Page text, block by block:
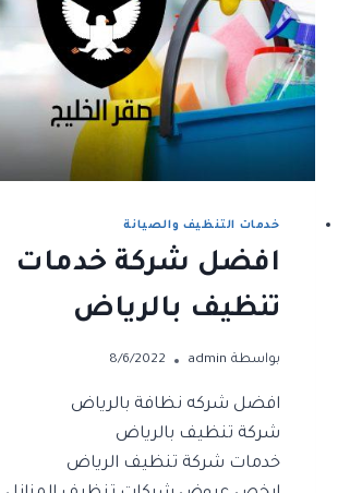
خدمات التنظيف والصيانة
افضل شركة خدمات
تنظيف بالرياض
بواسطة admin
8/6/2022
افضل شركه نظافة بالرياض
شركة تنظيف بالرياض
خدمات شركة تنظيف الرياض